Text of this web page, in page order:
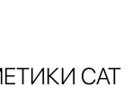
CAT